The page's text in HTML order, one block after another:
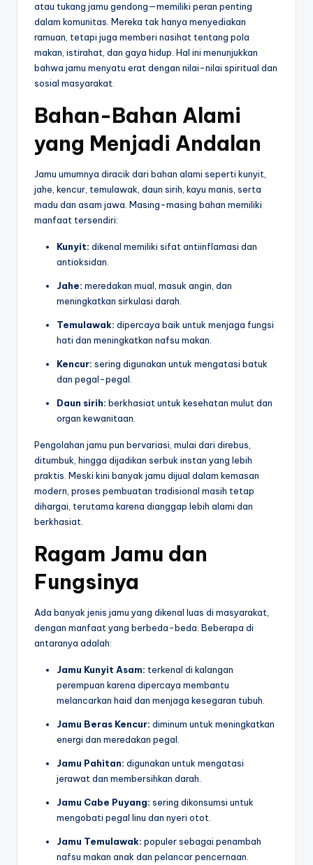
atau tukang jamu gendong—memiliki peran penting
dalam komunitas. Mereka tak hanya menyediakan
ramuan, tetapi juga memberi nasihat tentang pola
makan, istirahat, dan gaya hidup. Hal ini menunjukkan
bahwa jamu menyatu erat dengan nilai-nilai spiritual dan
sosial masyarakat.
Bahan-Bahan Alami
yang Menjadi Andalan
Jamu umumnya diracik dari bahan alami seperti kunyit,
jahe, kencur, temulawak, daun sirih, kayu manis, serta
madu dan asam jawa. Masing-masing bahan memiliki
manfaat tersendiri:
Kunyit: dikenal memiliki sifat antiinflamasi dan
antioksidan.
Jahe: meredakan mual, masuk angin, dan
meningkatkan sirkulasi darah.
Temulawak: dipercaya baik untuk menjaga fungsi
hati dan meningkatkan nafsu makan.
Kencur: sering digunakan untuk mengatasi batuk
dan pegal-pegal.
Daun sirih: berkhasiat untuk kesehatan mulut dan
organ kewanitaan.
Pengolahan jamu pun bervariasi, mulai dari direbus,
ditumbuk, hingga dijadikan serbuk instan yang lebih
praktis. Meski kini banyak jamu dijual dalam kemasan
modern, proses pembuatan tradisional masih tetap
dihargai, terutama karena dianggap lebih alami dan
berkhasiat.
Ragam Jamu dan
Fungsinya
Ada banyak jenis jamu yang dikenal luas di masyarakat,
dengan manfaat yang berbeda-beda. Beberapa di
antaranya adalah:
Jamu Kunyit Asam: terkenal di kalangan
perempuan karena dipercaya membantu
melancarkan haid dan menjaga kesegaran tubuh.
Jamu Beras Kencur: diminum untuk meningkatkan
energi dan meredakan pegal.
Jamu Pahitan: digunakan untuk mengatasi
jerawat dan membersihkan darah.
Jamu Cabe Puyang: sering dikonsumsi untuk
mengobati pegal linu dan nyeri otot.
Jamu Temulawak: populer sebagai penambah
nafsu makan anak dan pelancar pencernaan.